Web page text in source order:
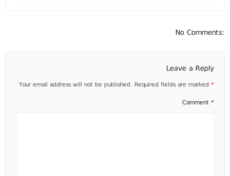
No Comments:
Leave a Reply
Your email address will not be published. Required fields are marked *
Comment *